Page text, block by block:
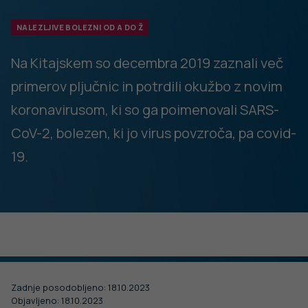
Vabljeni na Festival duševnega zdravja.
Udeležite se delavnic, prisluhnite zanimivim
motnje spanja, mišične bolečine, glavobol. Dolgi covid se
resnost bolezni ali načine zdravljenja. Povečano
tveganje za dolgi covid imajo ženske, kronični bolniki in
necepljene osebe.
Diagnoza
Kužnost
Oseba je kužna že dva dni pred pojavom simptomov in do